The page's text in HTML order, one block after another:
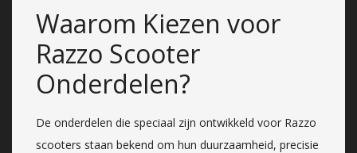
Waarom Kiezen voor
Razzo Scooter
Onderdelen?
De onderdelen die speciaal zijn ontwikkeld voor Razzo
scooters staan bekend om hun duurzaamheid, precisie